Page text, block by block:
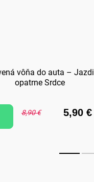
vôňa do auta – Jazdi
opatrne Srdce
8,90 € 5,90 €